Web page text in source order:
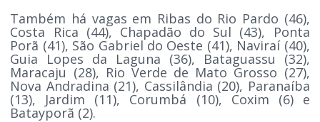
Também há vagas em Ribas do Rio Pardo (46),
Costa Rica (44), Chapadão do Sul (43), Ponta
Porã (41), São Gabriel do Oeste (41), Naviraí (40),
Guia Lopes da Laguna (36), Bataguassu (32),
Maracaju (28), Rio Verde de Mato Grosso (27),
Nova Andradina (21), Cassilândia (20), Paranaíba
(13), Jardim (11), Corumbá (10), Coxim (6) e
Batayporã (2).